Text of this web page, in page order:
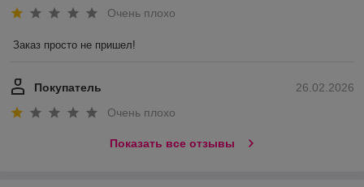
Очень плохо
Заказ просто не пришел!
26.02.2026
Покупатель
Очень плохо
Показать все отзывы